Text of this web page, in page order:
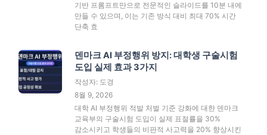
기반 프롬프트만으로 전문적인 슬라이드를 10분 내에
만들 수 있으며, 이는 기존 방식 대비 최대 70% 시간
단축 효
덴마크 AI 부정행위 방지: 대학생 구술시험
도입 실제 효과 3가지
작성자: 도경
8월 9, 2026
대학 AI 부정행위 적발 처벌 기준 강화에 대한 덴마크
교육부의 구술시험 도입이 실제 표절률을 30%
감소시키고 학생들의 비판적 사고력을 20% 향상시킨